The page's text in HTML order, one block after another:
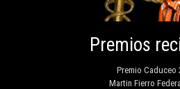
Premios
Premio Caduceo
Martin Fierro